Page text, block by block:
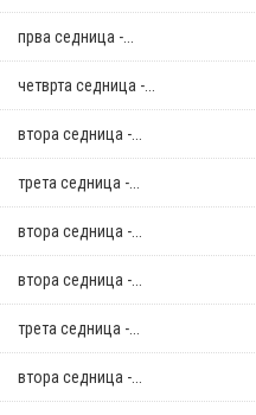
прва седница -...
четврта седница -...
втора седница -...
трета седница -...
втора седница -...
втора седница -...
трета седница -...
втора седница -...